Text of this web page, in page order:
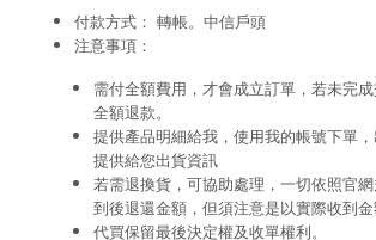
付款方式： 轉帳。中信戶頭
注意事項：
需付全額費用，才會成立訂單，若未完
全額退款。
提供產品明細給我，使用我的帳號下單
提供給您出貨資訊
若需退換貨，可協助處理，一切依照官
到後退還金額，但須注意是以實際收到
代買保留最後決定權及收單權利。